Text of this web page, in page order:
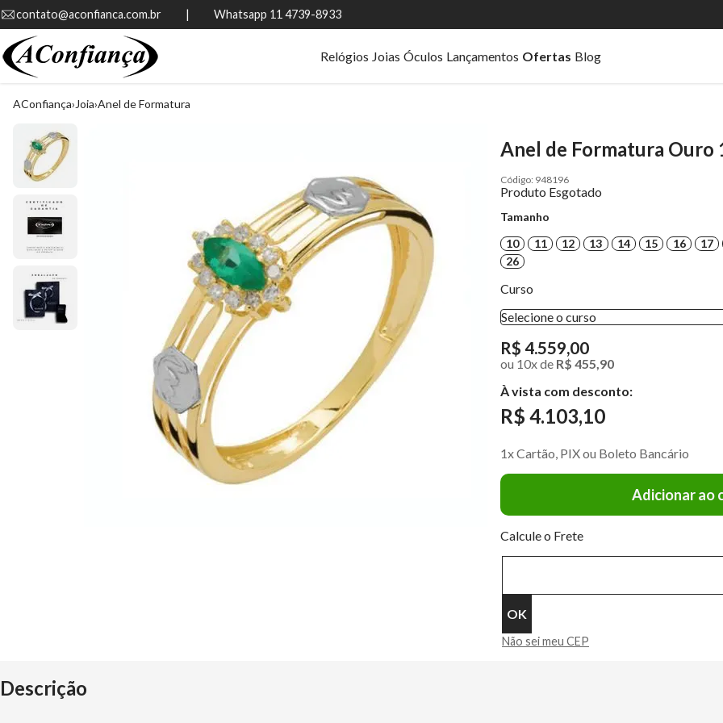
contato@aconfianca.com.br          |          Whatsapp 11 4739-8933
Relógios Joias Óculos Lançamentos Ofertas Blog
AConfiança Joia Anel de Formatura
Anel de Formatura Ouro
948196
Produto Esgotado
Tamanho
10
11 12 13 14 15 16 17
26
Curso
Selecione o curso
R$ 4.559,00
ou 10xde R$ 455,90
À vista com desconto:
R$ 4.103,10
1x Cartão, PIX ou Boleto Bancário
Adicionar ao
Calcule o Frete
Não sei meu CEP
Descrição